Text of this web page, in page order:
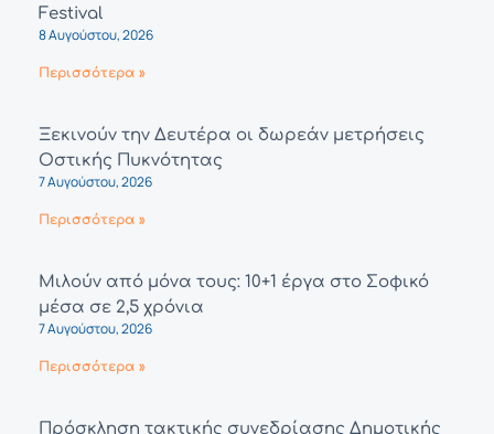
Festival
8 Αυγούστου, 2026
Περισσότερα »
Ξεκινούν την Δευτέρα οι δωρεάν μετρήσεις
Οστικής Πυκνότητας
7 Αυγούστου, 2026
Περισσότερα »
Μιλούν από μόνα τους: 10+1 έργα στο Σοφικό
μέσα σε 2,5 χρόνια
7 Αυγούστου, 2026
Περισσότερα »
Πρόσκληση τακτικής συνεδρίασης Δημοτικής